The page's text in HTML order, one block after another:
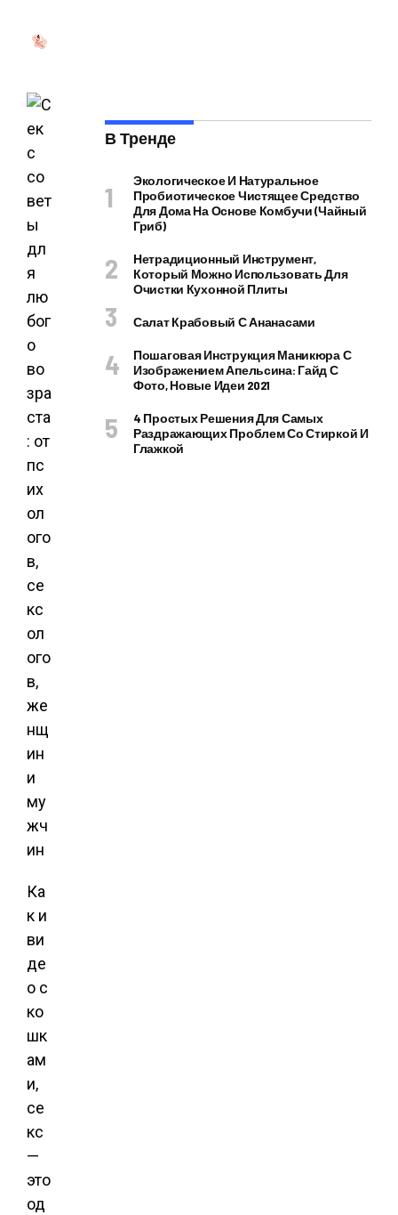
Ка
к и
ви
де
о с
ко
шк
ам
и,
се
кс
—
это
од
В Тренде
Экологическое И Натуральное
Пробиотическое Чистящее Средство
Для Дома На Основе Комбучи (чайный
Гриб)
Нетрадиционный Инструмент,
Который Можно Использовать Для
Очистки Кухонной Плиты
Салат Крабовый С Ананасами
Пошаговая Инструкция Маникюра С
Изображением Апельсина: Гайд С
Фото, Новые Идеи 2021
4 Простых Решения Для Самых
Раздражающих Проблем Со Стиркой И
Глажкой